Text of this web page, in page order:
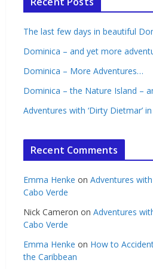
The last few days in beautiful
Dominica – and yet more
Dominica – More Adventures…
Dominica – the Nature Island –
Adventures with ‘Dirty Dietmar’
Recent Comments
Emma Henke on Adventures with
Cabo Verde
Nick Cameron on Adventures
Cabo Verde
Emma Henke on How to
the Caribbean